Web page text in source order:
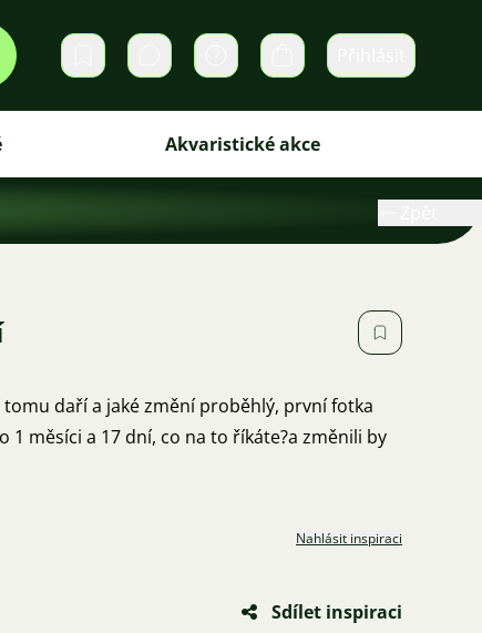
Soukromé zprávy Košík
Akvaristické akce
daří a jaké změní proběhlý, první fotka
měsíci a 17 dní, co na to říkáte?a změnili by
Nahlásit inspiraci
Sdílet inspiraci